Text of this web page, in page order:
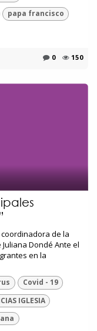
papa francisco
0 150
de la
Dondé Ante el
en la
Covid - 19
IGLESIA